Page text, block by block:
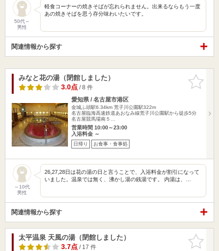
50代～
男性
軽食コーナーの焼きそばが忘れられません。出来るならもう一度
あの焼きそばを思う存分味わいたいです。
関連情報から探す
お気に入
りに追加
みなと花の湯（閉館しました）
3.0点/ 8 件
愛知県 / 名古屋市港区
金城ふ頭駅6.34km 荒子川公園駅322m
名古屋臨海高速鉄道あおなみ線荒子川公園駅から徒歩5分
名古屋競馬場南５…
営業時間 10:00～23:00
入浴料金 ～
日帰り お食事・食事処
～10代
男性
26,27,28日は花の湯の日と言うことで、入浴料金が割引になって
いました。温泉では無く、沸かし湯の銭湯です。 内湯は、…
関連情報から探す
お気に入
りに追加
太平温泉 天風の湯（閉館しました）
3.7点/ 17 件